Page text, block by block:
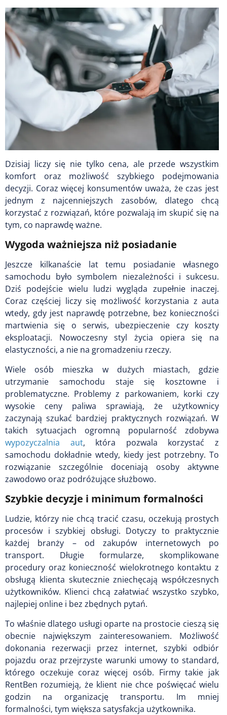
Dzisiaj liczy się nie tylko cena, ale przede wszystkim
komfort oraz możliwość szybkiego podejmowania
decyzji. Coraz więcej konsumentów uważa, że czas jest
jednym z najcenniejszych zasobów, dlatego chcą
korzystać z rozwiązań, które pozwalają im skupić się na
tym, co naprawdę ważne.
Wygoda ważniejsza niż posiadanie
Jeszcze kilkanaście lat temu posiadanie własnego
samochodu było symbolem niezależności i sukcesu.
Dziś podejście wielu ludzi wygląda zupełnie inaczej.
Coraz częściej liczy się możliwość korzystania z auta
wtedy, gdy jest naprawdę potrzebne, bez konieczności
martwienia się o serwis, ubezpieczenie czy koszty
eksploatacji. Nowoczesny styl życia opiera się na
elastyczności, a nie na gromadzeniu rzeczy.
Wiele osób mieszka w dużych miastach, gdzie
utrzymanie samochodu staje się kosztowne i
problematyczne. Problemy z parkowaniem, korki czy
wysokie ceny paliwa sprawiają, że użytkownicy
zaczynają szukać bardziej praktycznych rozwiązań. W
takich sytuacjach ogromną popularność zdobywa
wypozyczalnia aut, która pozwala korzystać z
samochodu dokładnie wtedy, kiedy jest potrzebny. To
rozwiązanie szczególnie doceniają osoby aktywne
zawodowo oraz podróżujące służbowo.
Szybkie decyzje i minimum formalności
Ludzie, którzy nie chcą tracić czasu, oczekują prostych
procesów i szybkiej obsługi. Dotyczy to praktycznie
każdej branży – od zakupów internetowych po
transport. Długie formularze, skomplikowane
procedury oraz konieczność wielokrotnego kontaktu z
obsługą klienta skutecznie zniechęcają współczesnych
użytkowników. Klienci chcą załatwiać wszystko szybko,
najlepiej online i bez zbędnych pytań.
To właśnie dlatego usługi oparte na prostocie cieszą się
obecnie największym zainteresowaniem. Możliwość
dokonania rezerwacji przez internet, szybki odbiór
pojazdu oraz przejrzyste warunki umowy to standard,
którego oczekuje coraz więcej osób. Firmy takie jak
RentBen rozumieją, że klient nie chce poświęcać wielu
godzin na organizację transportu. Im mniej
formalności, tym większa satysfakcja użytkownika.